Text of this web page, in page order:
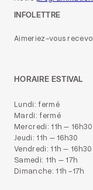
INFOLETTRE
Aimeriez-vous
HORAIRE ESTIVAL
Lundi: fermé
Mardi: fermé
Mercredi: 11h – 16h30
Jeudi: 11h – 16h30
Vendredi: 11h – 16h30
Samedi: 11h – 17h
Dimanche: 11h -17h